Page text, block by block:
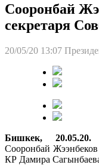
Сооронбай
секретаря
20/05/20 13:07
Бишкек, 20.05.20.
Сооронбай Жээнбеков
КР Дамира